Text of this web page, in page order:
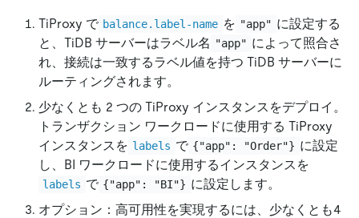
TiProxy で balance.label-name を "app" に設定する
と、TiDB サーバーはラベル名 "app" によって照合さ
れ、接続は一致するラベル値を持つ TiDB サーバーに
ルーティングされます。
少なくとも 2 つの TiProxy インスタンスをデプロイ。
トランザクション ワークロードに使用する TiProxy
インスタンスを labels で {"app": "Order"} に設定
し、BI ワークロードに使用するインスタンスを
labels で {"app": "BI"} に設定します。
オプション：高可用性を実現するには、少なくとも4